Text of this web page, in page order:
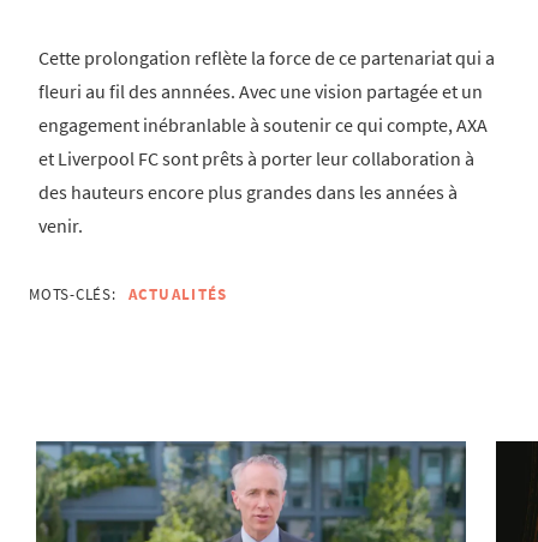
Cette prolongation reflète la force de ce partenariat qui a
fleuri au fil des annnées. Avec une vision partagée et un
engagement inébranlable à soutenir ce qui compte, AXA
et Liverpool FC sont prêts à porter leur collaboration à
des hauteurs encore plus grandes dans les années à
venir.
MOTS-CLÉS: ACTUALITÉS